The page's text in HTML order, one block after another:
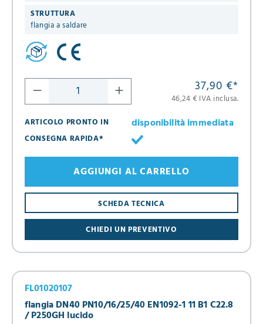
STRUTTURA
flangia a saldare
37,90 €*
46,24 € IVA inclusa.
ARTICOLO PRONTO IN
disponibilità immediata
CONSEGNA RAPIDA*
CHIEDI UN PREVENTIVO
SCHEDA TECNICA
AGGIUNGI AL CARRELLO
flangia DN40 PN10/16/25/40 EN1092-1 11 B1 C22.8
/ P250GH lucido
FL01020107